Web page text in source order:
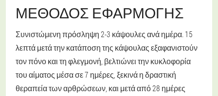
ΜΈΘΟΔΟΣ ΕΦΑΡΜΟΓΉΣ
Συνιστώμενη πρόσληψη 2-3 κάψουλες ανά ημέρα. 15
λεπτά μετά την κατάποση της κάψουλας εξαφανιστούν
τον πόνο και τη φλεγμονή, βελτιώνει την κυκλοφορία
του αίματος μέσα σε 7 ημέρες, ξεκινά η δραστική
θεραπεία των αρθρώσεων, και μετά από 28 ημέρες